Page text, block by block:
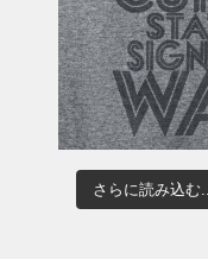
さらに読み込む...